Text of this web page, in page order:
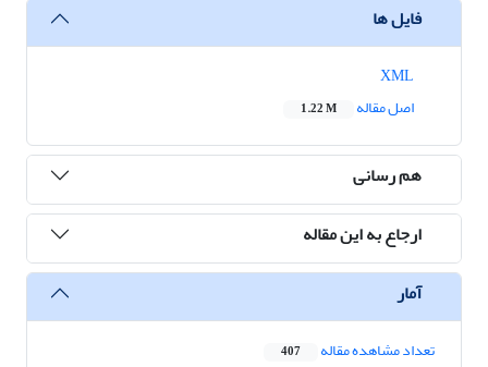
فایل ها
اصل مقاله
1.22 M
هم رسانی
ارجاع به این مقاله
آمار
تعداد مشاهده مقاله 407